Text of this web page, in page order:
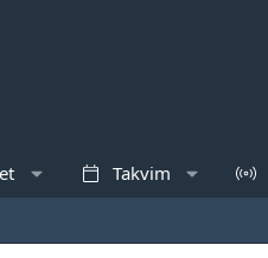
Takvim